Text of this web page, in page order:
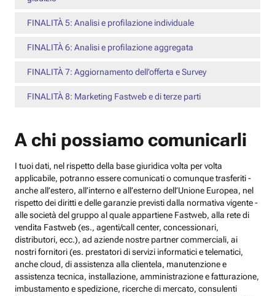
FINALITÀ 5: Analisi e profilazione individuale
FINALITÀ 6: Analisi e profilazione aggregata
FINALITÀ 7: Aggiornamento dell’offerta e Survey
FINALITÀ 8: Marketing Fastweb e di terze parti
A chi possiamo comunicarli
I tuoi dati, nel rispetto della base giuridica volta per volta
applicabile, potranno essere comunicati o comunque trasferiti -
anche all’estero, all’interno e all’esterno dell’Unione Europea, nel
rispetto dei diritti e delle garanzie previsti dalla normativa vigente -
alle società del gruppo al quale appartiene Fastweb, alla rete di
vendita Fastweb (es., agenti/call center, concessionari,
distributori, ecc.), ad aziende nostre partner commerciali, ai
nostri fornitori (es. prestatori di servizi informatici e telematici,
anche cloud, di assistenza alla clientela, manutenzione e
assistenza tecnica, installazione, amministrazione e fatturazione,
imbustamento e spedizione, ricerche di mercato, consulenti